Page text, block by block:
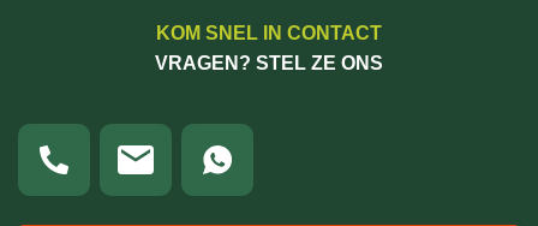
KOM SNEL IN CONTACT
VRAGEN? STEL ZE ONS